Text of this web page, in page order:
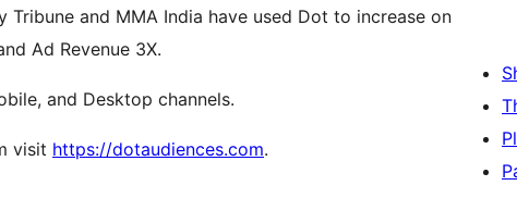
Tribune and MMA India have used Dot to increase on
Ad Revenue 3X.
and Desktop channels.
visit https://dotaudiences.com.